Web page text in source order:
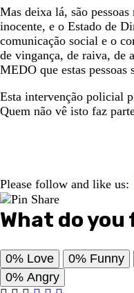
Mas deixa lá, são
inocente, e o Estado de
comunicação social e o
de vingança, de raiva, de
MEDO que estas pessoas
Esta intervenção policial
Quem não vê isto faz
Please follow and like us:
What do
0% Love 0% Funny
0% Angry